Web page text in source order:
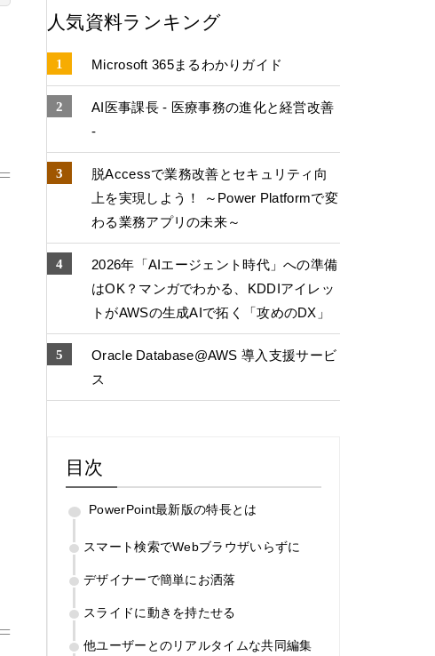
人気資料ランキング
Microsoft 365まるわかりガイド
AI医事課長 - 医療事務の進化と経営改善
-
脱Accessで業務改善とセキュリティ向
上を実現しよう！ ～Power Platformで変
わる業務アプリの未来～
2026年「AIエージェント時代」への準備
はOK？マンガでわかる、KDDIアイレッ
トがAWSの生成AIで拓く「攻めのDX」
Oracle Database@AWS 導入支援サービ
ス
目次
PowerPoint最新版の特長とは
スマート検索でWebブラウザいらずに
デザイナーで簡単にお洒落
スライドに動きを持たせる
他ユーザーとのリアルタイムな共同編集